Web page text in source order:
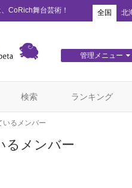
CoRich舞台芸術！ 全国 北
管理メニュー
検索 ランキング
いるメンバー
るメンバー